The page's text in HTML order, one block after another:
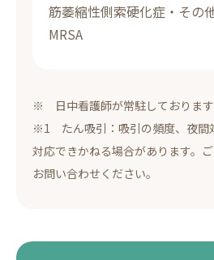
筋萎縮性側索硬化症・その
MRSA
※ 日中看護師が常駐しております
※1 たん吸引：吸引の頻度、夜間
対応できかねる場合があります。
お問い合わせください。